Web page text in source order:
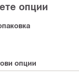
опции
опции